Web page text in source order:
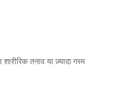
तनाव या ज़्यादा गरम